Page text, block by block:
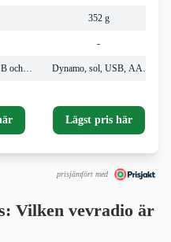
och
352 g
-
Dynamo, sol, USB, AA-
Lägst pris här
prisjämfört med
Vilken vevradio är